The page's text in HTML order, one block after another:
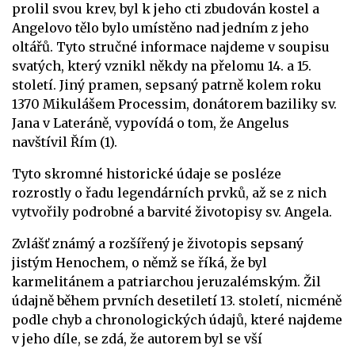
prolil svou krev, byl k jeho cti zbudován kostel a
Angelovo tělo bylo umístěno nad jedním z jeho
oltářů. Tyto stručné informace najdeme v soupisu
svatých, který vznikl někdy na přelomu 14. a 15.
století. Jiný pramen, sepsaný patrně kolem roku
1370 Mikulášem Processim, donátorem baziliky sv.
Jana v Lateráně, vypovídá o tom, že Angelus
navštívil Řím (1).
Tyto skromné historické údaje se posléze
rozrostly o řadu legendárních prvků, až se z nich
vytvořily podrobné a barvité životopisy sv. Angela.
Zvlášť známý a rozšířený je životopis sepsaný
jistým Henochem, o němž se říká, že byl
karmelitánem a patriarchou jeruzalémským. Žil
údajně během prvních desetiletí 13. století, nicméně
podle chyb a chronologických údajů, které najdeme
v jeho díle, se zdá, že autorem byl se vší